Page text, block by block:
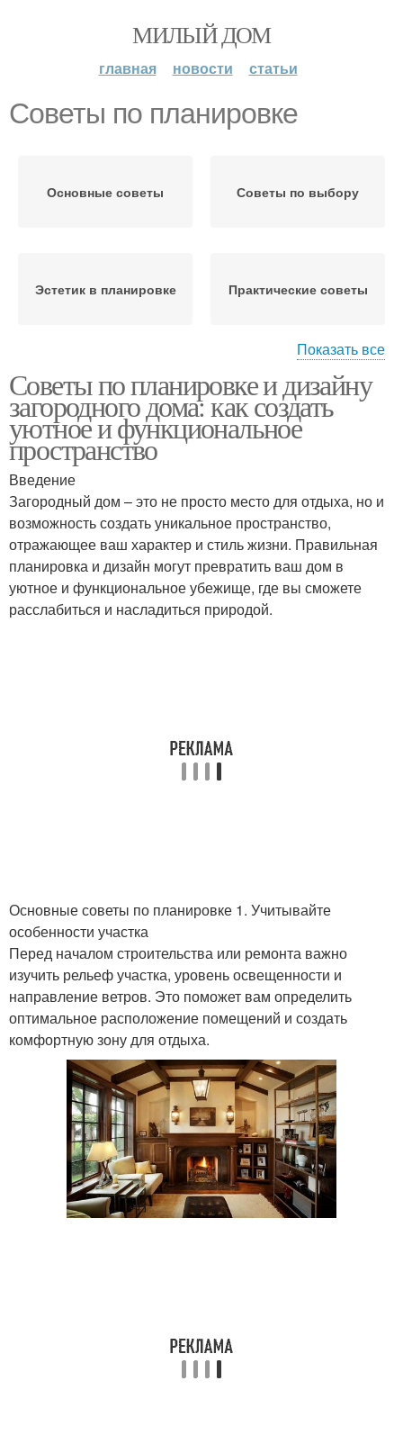
МИЛЫЙ ДОМ
главная новости статьи
Советы по планировке
Основные советы Советы по выбору
Эстетик в планировке Практические советы
зависимости
Идеи для планировки
Тенденции в
планировке
планировка
Советы по организации Грамотная планировка
Показать все
Советы по планировке и дизайну
загородного дома: как создать
уютное и функциональное
пространство
Введение
Загородный дом – это не просто место для отдыха, но и
возможность создать уникальное пространство,
отражающее ваш характер и стиль жизни. Правильная
планировка и дизайн могут превратить ваш дом в
уютное и функциональное убежище, где вы сможете
расслабиться и насладиться природой.
Основные советы по планировке 1. Учитывайте
особенности участка
Перед началом строительства или ремонта важно
изучить рельеф участка, уровень освещенности и
направление ветров. Это поможет вам определить
оптимальное расположение помещений и создать
комфортную зону для отдыха.